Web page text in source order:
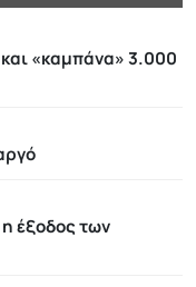
«καμπάνα» 3.000
έξοδος των